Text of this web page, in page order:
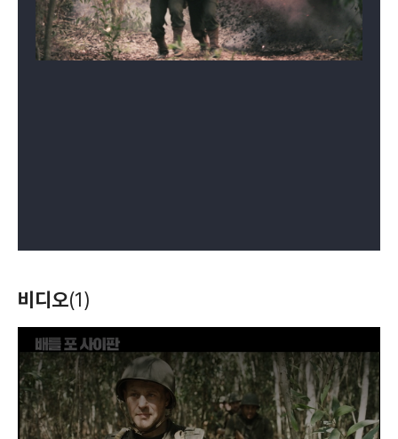
비디오(1)
a
m
o
d
a